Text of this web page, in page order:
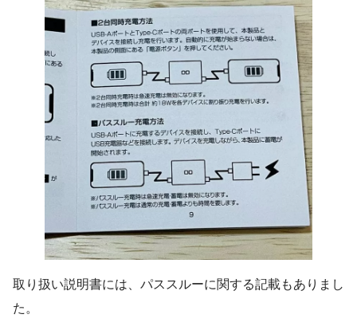
取り扱い説明書には、パススルーに関する記載もありまし
た。